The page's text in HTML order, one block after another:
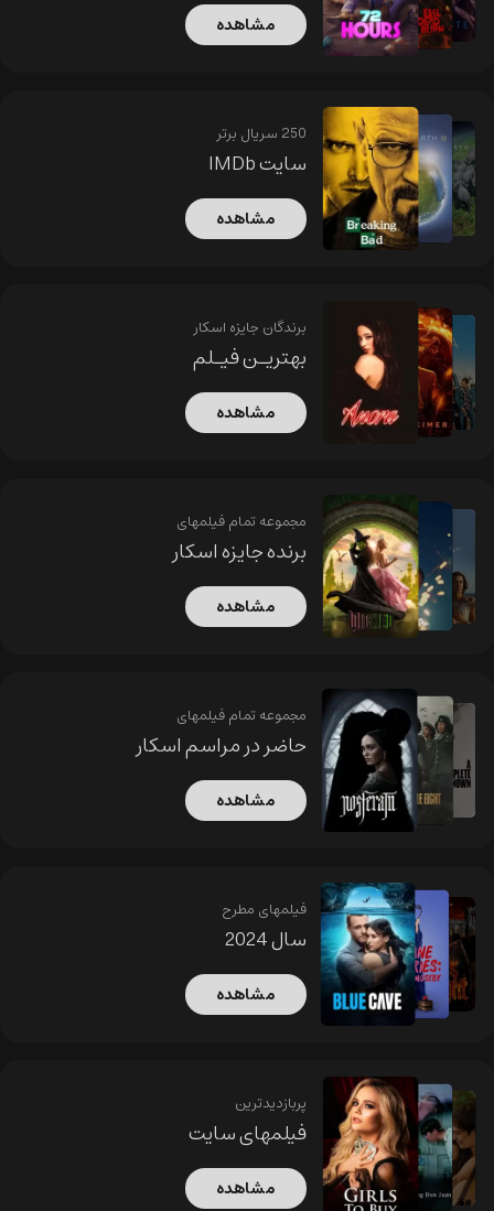
مشاهده
250 سریال برتر
سایت IMDb
مشاهده
برندگان جایزه اسکار
بهتریـن فیـلم
مشاهده
مجموعه تمام فیلمهای
برنده جایزه اسکار
مشاهده
مجموعه تمام فیلمهای
حاضر در مراسم اسکار
مشاهده
فیلمهای مطرح
سال 2024
مشاهده
پربازدیدترین
فیلمهای سایت
مشاهده